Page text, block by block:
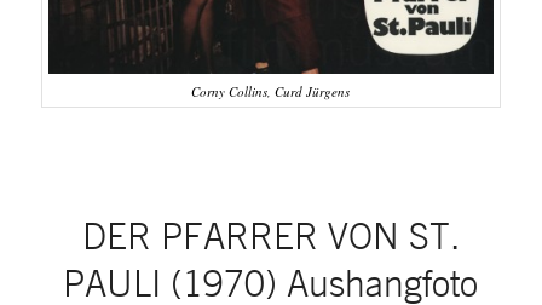
Corny Collins, Curd Jürgens
DER PFARRER VON ST.
PAULI (1970) Aushangfoto